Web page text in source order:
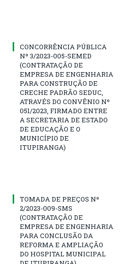
CONCORRÊNCIA PÚBLICA
Nº 3/2023-005-SEMED
(CONTRATAÇÃO DE
EMPRESA DE ENGENHARIA
PARA CONSTRUÇÃO DE
CRECHE PADRÃO SEDUC,
ATRAVÉS DO CONVÊNIO Nº
051/2023, FIRMADO ENTRE
A SECRETARIA DE ESTADO
DE EDUCAÇÃO E O
MUNICÍPIO DE
ITUPIRANGA)
TOMADA DE PREÇOS Nº
2/2023-009-SMS
(CONTRATAÇÃO DE
EMPRESA DE ENGENHARIA
PARA CONCLUSÃO DA
REFORMA E AMPLIAÇÃO
DO HOSPITAL MUNICIPAL